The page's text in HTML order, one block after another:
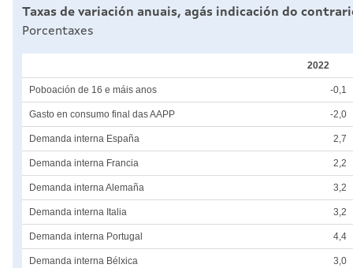
Taxas de variación anuais, agás indicación do
Porcentaxes
2022
Poboación de 16 e máis anos -0,1
Gasto en consumo final das AAPP -2,0
Demanda interna España 2,7
Demanda interna Francia 2,2
Demanda interna Alemaña 3,2
Demanda interna Italia 3,2
Demanda interna Portugal 4,4
Demanda interna Bélxica 3,0